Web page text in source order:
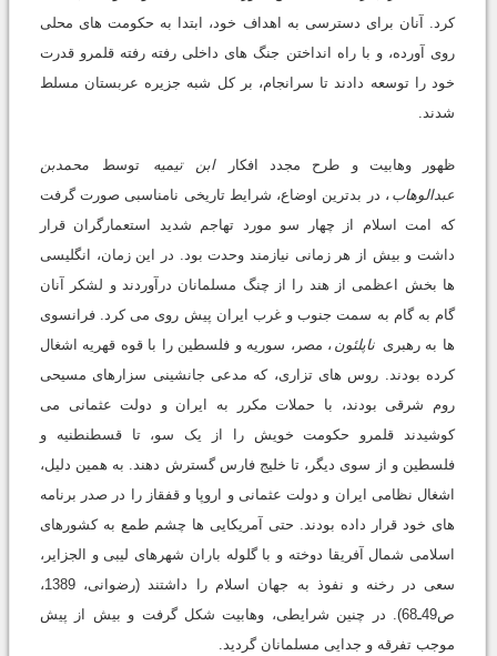
کرد. آنان برای دسترسی به اهداف خود، ابتدا به حکومت های محلی
روی آورده، و با راه انداختن جنگ های داخلی رفته رفته قلمرو قدرت
خود را توسعه دادند تا سرانجام، بر کل شبه جزیره عربستان مسلط
شدند.
ظهور وهابیت و طرح مجدد افکار ابن تیمیه توسط
محمدبن
عبدالوهاب ، در بدترین اوضاع، شرایط تاریخی نامناسبی صورت گرفت
که امت اسلام از چهار سو مورد تهاجم شدید استعمارگران قرار
داشت و بیش از هر زمانی نیازمند وحدت بود. در این زمان، انگلیسی
ها بخش اعظمی از هند را از چنگ مسلمانان درآوردند و لشکر آنان
گام به گام به سمت جنوب و غرب ایران پیش روی می کرد. فرانسوی
ها به رهبری ناپلئون ، مصر، سوریه و فلسطین را با قوه قهریه اشغال
کرده بودند. روس های تزاری، که مدعی جانشینی سزارهای مسیحی
روم شرقی بودند، با حملات مکرر به ایران و دولت عثمانی می
کوشیدند قلمرو حکومت خویش را از یک سو، تا قسطنطنیه و
فلسطین و از سوی دیگر، تا خلیج فارس گسترش دهند. به همین دلیل،
اشغال نظامی ایران و دولت عثمانی و اروپا و قفقاز را در صدر برنامه
های خود قرار داده بودند. حتی آمریکایی ها چشم طمع به کشورهای
اسلامی شمال آفریقا دوخته و با گلوله باران شهرهای لیبی و الجزایر،
سعی در رخنه و نفوذ به جهان اسلام را داشتند (رضوانی، 1389،
ص49ـ68). در چنین شرایطی، وهابیت شکل گرفت و بیش از پیش
موجب تفرقه و جدایی مسلمانان گردید.